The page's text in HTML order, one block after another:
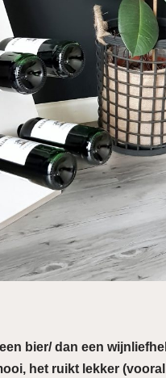
bier/ dan een
het ruikt lekker